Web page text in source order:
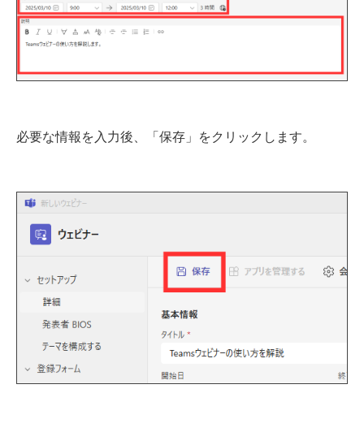
必要な情報を入力後、「保存」をクリックします。